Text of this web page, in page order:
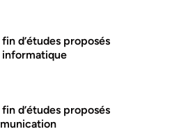
d’études proposés
informatique
d’études proposés